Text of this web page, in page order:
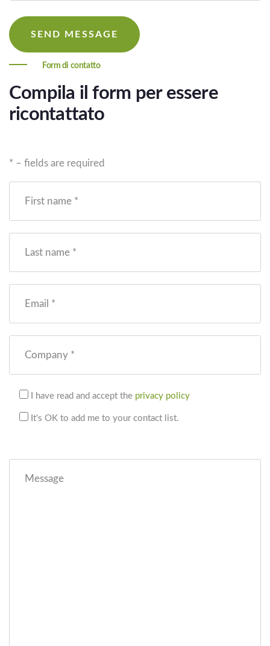
Form di contatto
Compila il form per essere
ricontattato
* – fields are required
First name *
Last name *
Email *
Company *
I have read and accept the privacy policy
It's OK to add me to your contact list.
Message